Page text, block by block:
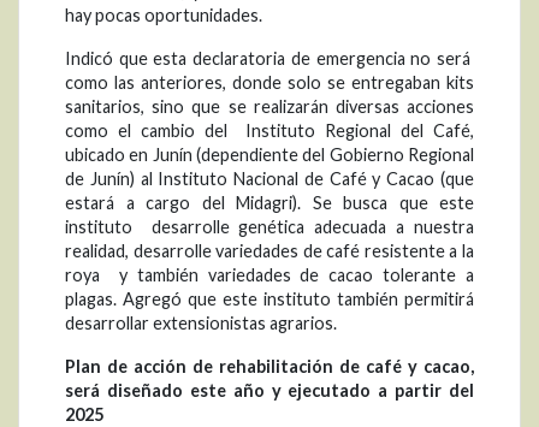
hay pocas oportunidades.
Indicó que esta declaratoria de emergencia no será
como las anteriores, donde solo se entregaban kits
sanitarios, sino que se realizarán diversas acciones
como el cambio del Instituto Regional del Café,
ubicado en Junín (dependiente del Gobierno Regional
de Junín) al Instituto Nacional de Café y Cacao (que
estará a cargo del Midagri). Se busca que este
instituto desarrolle genética adecuada a nuestra
realidad, desarrolle variedades de café resistente a la
roya y también variedades de cacao tolerante a
plagas. Agregó que este instituto también permitirá
desarrollar extensionistas agrarios.
Plan de acción de rehabilitación de café y cacao,
será diseñado este año y ejecutado a partir del
2025